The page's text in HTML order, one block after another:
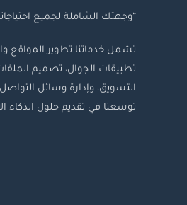
“وجهتك الشاملة لجميع
تشمل خدماتنا تطوير المواقع
تطبيقات الجوال، تصميم
التسويق، وإدارة وسائل
توسعنا في تقديم حلول الذكاء